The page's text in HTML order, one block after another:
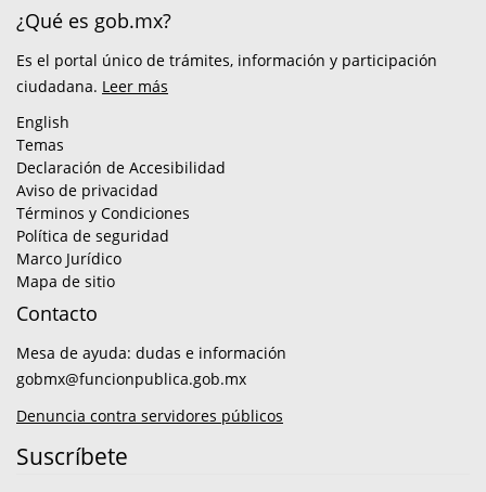
¿Qué es gob.mx?
Es el portal único de trámites, información y participación
ciudadana. Leer más
English
Temas
Declaración de Accesibilidad
Aviso de privacidad
Términos y Condiciones
Política de seguridad
Marco Jurídico
Mapa de sitio
Contacto
Mesa de ayuda: dudas e información
gobmx@funcionpublica.gob.mx
Denuncia contra servidores públicos
Suscríbete